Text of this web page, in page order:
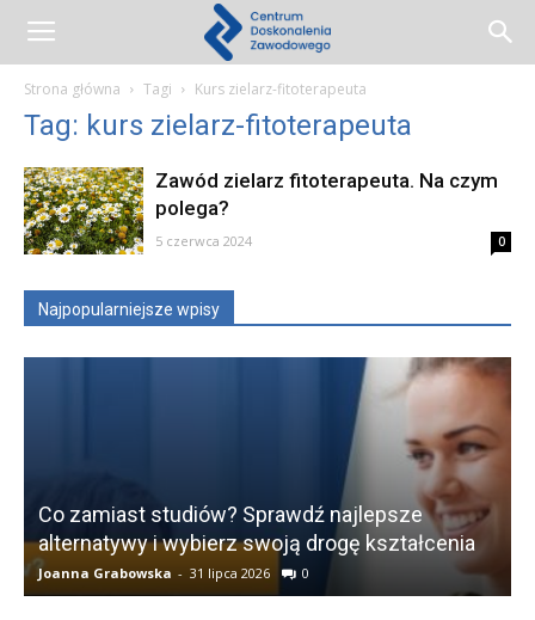
Centrum
Doskonalenia
Zawodowego
Strona główna Tagi Kurs zielarz-fitoterapeuta
Tag: kurs zielarz-fitoterapeuta
Zawód zielarz fitoterapeuta. Na czym
polega?
5 czerwca 2024 0
Najpopularniejsze wpisy
Co zamiast studiów? Sprawdź najlepsze
alternatywy i wybierz swoją drogę kształcenia
Joanna Grabowska - 31 lipca 2026 0